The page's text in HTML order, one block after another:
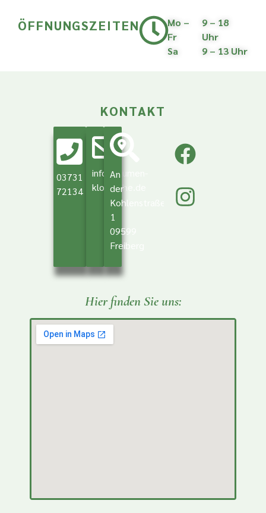
ÖFFNUNGSZEITEN
Mo –
Fr
Sa
9 – 18
Uhr
9 – 13 Uhr
KONTAKT
03731
72134
info@blumen-
klotzsche.de
An
der
Kohlenstraße
1
09599
Freiberg
Hier finden Sie uns: